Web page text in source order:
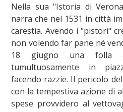
Nella sua "Istoria di
narra che nel 1531 in città
carestia. Avendo i "pistori"
non volendo far pane né
18 giugno una folla
tumultuosamente in
facendo razzie. Il pericolo
con la tempestiva azione di
spese provvidero al